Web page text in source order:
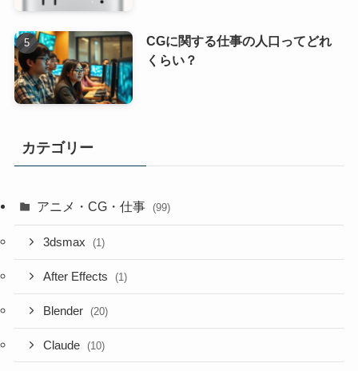
CGに関する仕事の人口ってどれ
くらい？
カテゴリー
アニメ・CG・仕事 (99)
3dsmax (1)
After Effects (1)
Blender (20)
Claude (10)